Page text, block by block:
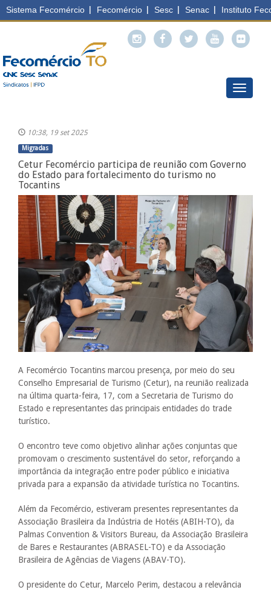
Menu
10:38, 19 set 2025
Migradas
Cetur Fecomércio participa de reunião com Governo
do Estado para fortalecimento do turismo no
Tocantins
A Fecomércio Tocantins marcou presença, por meio do seu
Conselho Empresarial de Turismo (Cetur), na reunião realizada
na última quarta-feira, 17, com a Secretaria de Turismo do
Estado e representantes das principais entidades do trade
turístico.
O encontro teve como objetivo alinhar ações conjuntas que
promovam o crescimento sustentável do setor, reforçando a
importância da integração entre poder público e iniciativa
privada para a expansão da atividade turística no Tocantins.
Além da Fecomércio, estiveram presentes representantes da
Associação Brasileira da Indústria de Hotéis (ABIH-TO), da
Palmas Convention & Visitors Bureau, da Associação Brasileira
de Bares e Restaurantes (ABRASEL-TO) e da Associação
Brasileira de Agências de Viagens (ABAV-TO).
O presidente do Cetur, Marcelo Perim, destacou a relevância